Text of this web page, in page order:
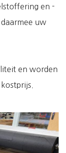
en -
uw
en worden